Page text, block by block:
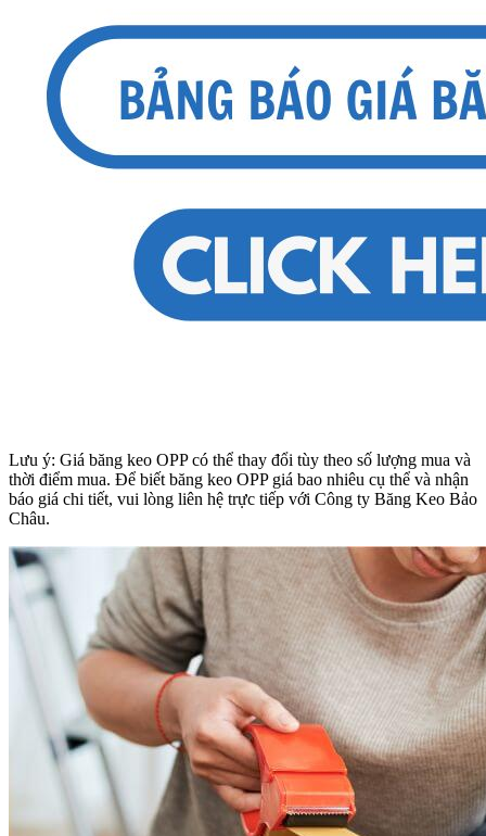
Lưu ý: Giá băng keo OPP có thể thay đổi tùy theo số lượng mua và
thời điểm mua. Để biết băng keo OPP giá bao nhiêu cụ thể và nhận
báo giá chi tiết, vui lòng liên hệ trực tiếp với Công ty Băng Keo Bảo
Châu.